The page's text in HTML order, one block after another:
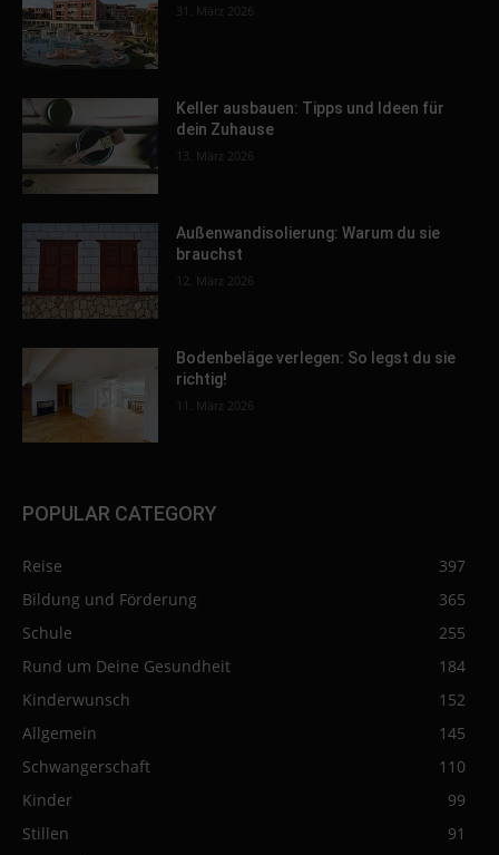
31. März 2026
Keller ausbauen: Tipps und Ideen für
dein Zuhause
13. März 2026
Außenwandisolierung: Warum du sie
brauchst
12. März 2026
Bodenbeläge verlegen: So legst du sie
richtig!
11. März 2026
POPULAR CATEGORY
Reise
397
Bildung und Förderung
365
Schule
255
Rund um Deine Gesundheit
184
Kinderwunsch
152
Allgemein
145
Schwangerschaft
110
Kinder
99
Stillen
91